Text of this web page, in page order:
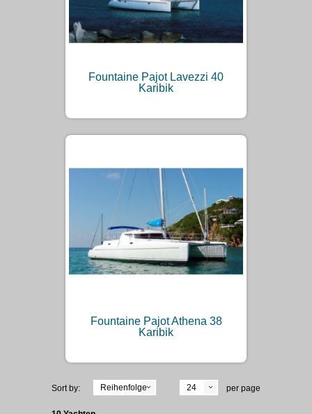
Fountaine Pajot Lavezzi 40
Karibik
Fountaine Pajot Athena 38
Karibik
Sort by: Reihenfolge 24 per page